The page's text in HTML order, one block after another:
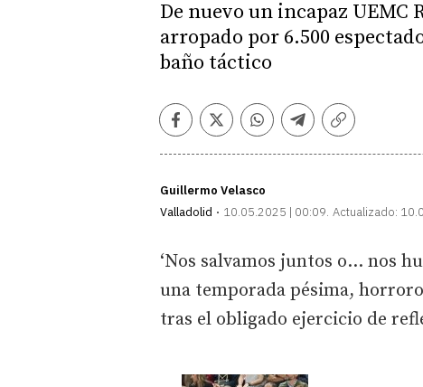
De nuevo un incapaz UEMC
arropado por 6.500
baño táctico
Facebook
TwitterWhatsapp
Telegram
Copiar
Guillermo Velasco
Valladolid
10.05.2025 | 00:09 Actualizado:
‘Nos salvamos juntos o... nos
una temporada pésima,
tras el obligado ejercicio de